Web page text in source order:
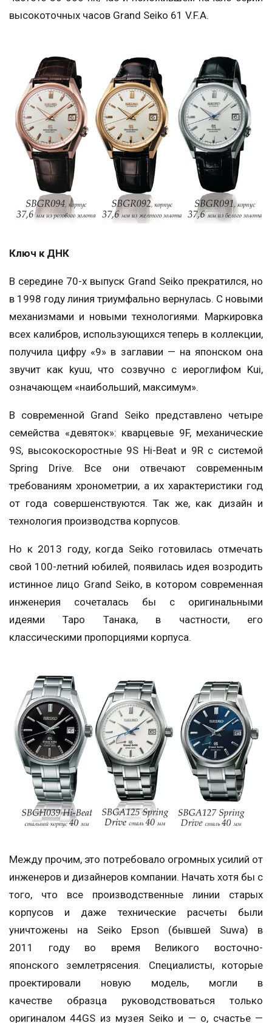
высокоточных часов Grand Seiko 61 V.F.A.
Ключ к ДНК
В середине 70-х выпуск Grand Seiko прекратился, но
в 1998 году линия триумфально вернулась. С новыми
механизмами и новыми технологиями. Маркировка
всех калибров, использующихся теперь в коллекции,
получила цифру «9» в заглавии — на японском она
звучит как kyuu, что созвучно с иероглифом Kui,
означающем «наибольший, максимум».
В современной Grand Seiko представлено четыре
семейства «девяток»: кварцевые 9F, механические
9S, высокоскоростные 9S Hi-Beat и 9R с системой
Spring Drive. Все они отвечают современным
требованиям хронометрии, а их характеристики год
от года совершенствуются. Так же, как дизайн и
технология производства корпусов.
Но к 2013 году, когда Seiko готовилась отмечать
свой 100-летний юбилей, появилась идея возродить
истинное лицо Grand Seiko, в котором современная
инженерия сочеталась бы с оригинальными
идеями Таро Танака, в частности, его
классическими пропорциями корпуса.
Между прочим, это потребовало огромных усилий от
инженеров и дизайнеров компании. Начать хотя бы с
того, что все производственные линии старых
корпусов и даже технические расчеты были
уничтожены на Seiko Epson (бывшей Suwa) в
2011 году во время Великого восточно-
японского землетрясения. Специалисты, которые
проектировали новую модель, могли в
качестве образца руководствоваться только
оригиналом 44GS из музея Seiko и — о, счастье —